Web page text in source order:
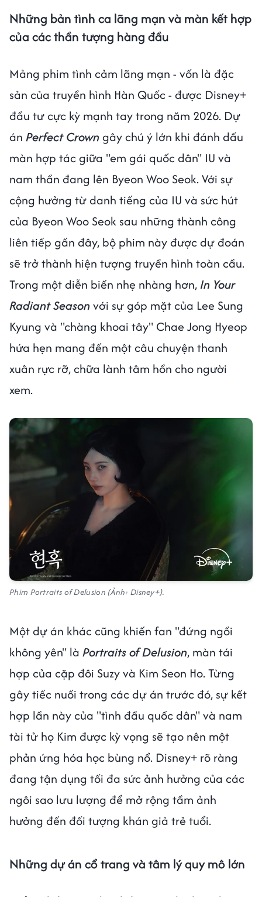
Những bản tình ca lãng mạn và màn kết hợp
của các thần tượng hàng đầu
Mảng phim tình cảm lãng mạn - vốn là đặc
sản của truyền hình Hàn Quốc - được Disney+
đầu tư cực kỳ mạnh tay trong năm 2026. Dự
án Perfect Crown gây chú ý lớn khi đánh dấu
màn hợp tác giữa "em gái quốc dân" IU và
nam thần đang lên Byeon Woo Seok. Với sự
cộng hưởng từ danh tiếng của IU và sức hút
của Byeon Woo Seok sau những thành công
liên tiếp gần đây, bộ phim này được dự đoán
sẽ trở thành hiện tượng truyền hình toàn cầu.
Trong một diễn biến nhẹ nhàng hơn, In Your
Radiant Season với sự góp mặt của Lee Sung
Kyung và "chàng khoai tây" Chae Jong Hyeop
hứa hẹn mang đến một câu chuyện thanh
xuân rực rỡ, chữa lành tâm hồn cho người
xem.
Phim Portraits of Delusion (Ảnh: Disney+).
Một dự án khác cũng khiến fan "đứng ngồi
không yên" là Portraits of Delusion, màn tái
hợp của cặp đôi Suzy và Kim Seon Ho. Từng
gây tiếc nuối trong các dự án trước đó, sự kết
hợp lần này của "tình đầu quốc dân" và nam
tài tử họ Kim được kỳ vọng sẽ tạo nên một
phản ứng hóa học bùng nổ. Disney+ rõ ràng
đang tận dụng tối đa sức ảnh hưởng của các
ngôi sao lưu lượng để mở rộng tầm ảnh
hưởng đến đối tượng khán giả trẻ tuổi.
Những dự án cổ trang và tâm lý quy mô lớn